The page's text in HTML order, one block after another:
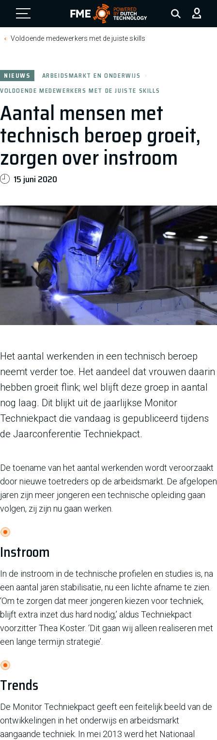
FME Logo, to the homepage
Voldoende medewerkers met de juiste skills
Aantal mensen met
technisch beroep groeit,
zorgen over instroom
NIEUWS
ARBEIDSMARKT EN ONDERWIJS
VOLDOENDE MEDEWERKERS MET DE JUISTE SKILLS
15 juni 2020
Het aantal werkenden in een technisch beroep
neemt verder toe. Het aandeel dat vrouwen daarin
hebben groeit flink; wel blijft deze groep in aantal
nog laag. Dit blijkt uit de jaarlijkse Monitor
Techniekpact die vandaag is gepubliceerd tijdens
de Jaarconferentie Techniekpact.
De toename van het aantal werkenden wordt veroorzaakt
door nieuwe toetreders op de arbeidsmarkt. De afgelopen
jaren zijn meer jongeren een technische opleiding gaan
volgen, zij zijn nu gaan werken.
Instroom
In de instroom in de technische profielen en studies is, na
een aantal jaren stabilisatie, nu een lichte afname te zien.
‘Om te zorgen dat meer jongeren kiezen voor techniek,
blijft extra inzet dus hard nodig,’ aldus Techniekpact
voorzitter Thea Koster. ‘Dit gaan wij alleen realiseren met
een lange termijn strategie’.
Trends
De Monitor Techniekpact geeft een feitelijk beeld van de
ontwikkelingen in het onderwijs en arbeidsmarkt
aangaande techniek. In mei 2013 werd het Nationaal